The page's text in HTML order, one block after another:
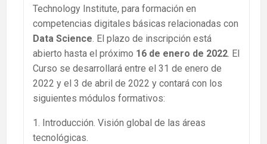
Technology Institute, para formación en
competencias digitales básicas relacionadas con
Data Science . El plazo de inscripción está
abierto hasta el próximo 16 de enero de 2022 . El
Curso se desarrollará entre el 31 de enero de
2022 y el 3 de abril de 2022 y contará con los
siguientes módulos formativos:
1. Introducción. Visión global de las áreas
tecnológicas.